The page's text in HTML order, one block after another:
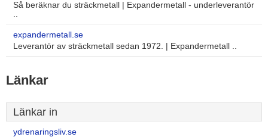
Så beräknar du sträckmetall | Expandermetall - underleverantör
..
expandermetall.se
Leverantör av sträckmetall sedan 1972. | Expandermetall ..
Länkar
Länkar in
ydrenaringsliv.se